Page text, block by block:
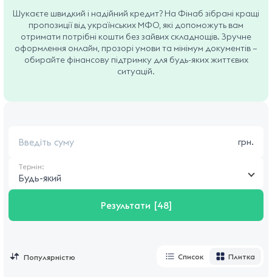
Шукаєте швидкий і надійний кредит? На Фінаб зібрані кращі
пропозиції від українських МФО, які допоможуть вам
отримати потрібні кошти без зайвих складнощів. Зручне
оформлення онлайн, прозорі умови та мінімум документів —
обирайте фінансову підтримку для будь-яких життєвих
ситуацій.
грн.
Термін:
Будь-який
Результати [48]
Список Плитка